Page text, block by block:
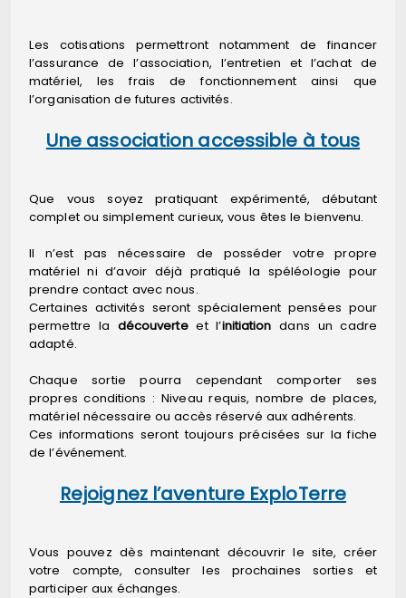
Les cotisations permettront notamment de financer
l’assurance de l’association, l’entretien et l’achat de
matériel, les frais de fonctionnement ainsi que
l’organisation de futures activités.
Une association accessible à tous
Que vous soyez pratiquant expérimenté, débutant
complet ou simplement curieux, vous êtes le bienvenu.
Il n’est pas nécessaire de posséder votre propre
matériel ni d’avoir déjà pratiqué la spéléologie pour
prendre contact avec nous.
Certaines activités seront spécialement pensées pour
permettre la découverteet l’initiation dans un cadre
adapté.
Chaque sortie pourra cependant comporter ses
propres conditions : Niveau requis, nombre de places,
matériel nécessaire ou accès réservé aux adhérents.
Ces informations seront toujours précisées sur la fiche
de l’événement.
Rejoignez l’aventure ExploTerre
Vous pouvez dès maintenant découvrir le site, créer
votre compte, consulter les prochaines sorties et
participer aux échanges.